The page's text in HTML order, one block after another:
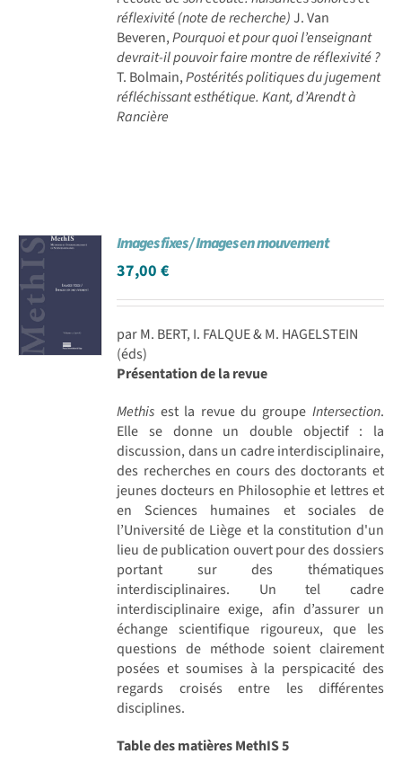
réflexivité (note de recherche)J. Van
Beveren,Pourquoi et pour quoi l’enseignant
devrait-il pouvoir faire montre de réflexivité ?
T. Bolmain,Postérités politiques du jugement
réfléchissant esthétique. Kant, d’Arendt à
Rancière
Images fixes / Images en mouvement
37,00€
par M. BERT, I. FALQUE & M. HAGELSTEIN
(éds)
Présentation de la revue
Methis est la revue du groupe Intersection.
Elle se donne un double objectif : la
discussion, dans un cadre interdisciplinaire,
des recherches en cours des doctorants et
jeunes docteurs en Philosophie et lettres et
en Sciences humaines et sociales de
l’Université de Liège et la constitution d'un
lieu de publication ouvert pour des dossiers
portant sur des thématiques
interdisciplinaires. Un tel cadre
interdisciplinaire exige, afin d’assurer un
échange scientifique rigoureux, que les
questions de méthode soient clairement
posées et soumises à la perspicacité des
regards croisés entre les différentes
disciplines.
Table des matières MethIS 5